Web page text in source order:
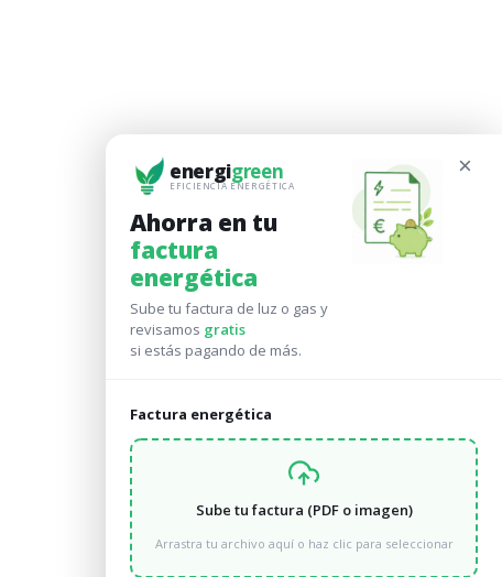
energigreen
EFICIENCIA ENERGÉTICA
Ahorra en tu
factura
energética
Sube tu factura de luz o gas y
revisamos gratis
si estás pagando de más.
×
Factura energética
Sube tu factura (PDF o imagen)
Arrastra tu archivo aquí o haz clic para seleccionar